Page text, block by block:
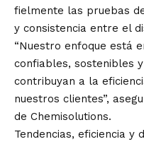
fielmente las pruebas
y consistencia entre el
“Nuestro enfoque está
confiables, sostenibles
contribuyan a la
nuestros clientes”,
de Chemisolutions.
Tendencias, eficiencia y